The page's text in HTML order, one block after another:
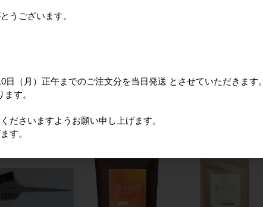
うございます。
（月）正午までのご注文分を当日発送 とさせていただきます。
す。
ださいますようお願い申し上げます。
す。